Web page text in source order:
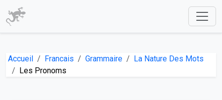
Accueil Francais Grammaire
La Nature Des Mots
Les Pronoms